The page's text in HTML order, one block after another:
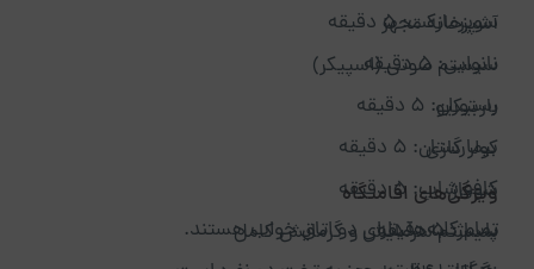
آشپزخانه مجهز
سیستم صوتی (اسپیکر)
باربیکیو
کولر گازی
شوفاژ
سیستم سرمایش و گرمایش کامل
سوپرمارکت: ۵ دقیقه
نانوایی: ۵ دقیقه
رستوران: ۵ دقیقه
بیمارستان: ۵ دقیقه
کافی‌شاپ: ۵ دقیقه
پاساژ: ۵ دقیقه
ویژگی‌های اقامتگاه
تمام کلبه‌ها دارای دو اتاق خواب هستند.